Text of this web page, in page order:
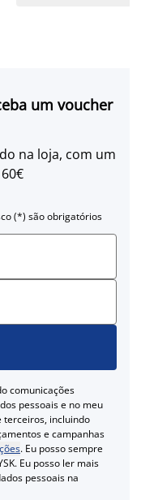
um voucher
na loja, com um
(*) são obrigatórios
comunicações
pessoais e no meu
terceiros, incluindo
e campanhas
. Eu posso sempre
Eu posso ler mais
pessoais na